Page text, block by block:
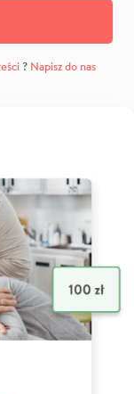
? Napisz do nas